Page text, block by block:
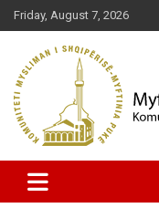
Skip
to
content
Friday, August 7, 2026
Myftinia